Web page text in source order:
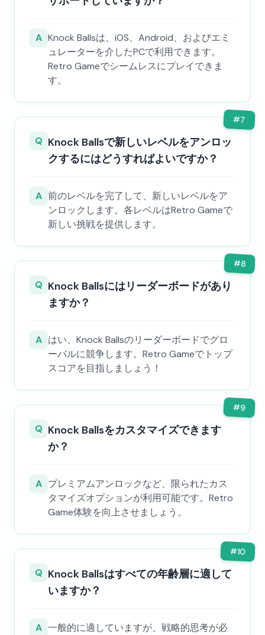
A Knock Ballsは、iOS、Android、およびエミ
ュレーターを介したPCで利用できます。
Retro Gameでシームレスにプレイできま
す。
#7
Q Knock Ballsで新しいレベルをアンロッ
クするにはどうすればよいですか？
A 前のレベルを完了して、新しいレベルをア
ンロックします。各レベルはRetro Gameで
新しい挑戦を提供します。
#8
Q Knock Ballsにはリーダーボードがあり
ますか？
A はい、Knock Ballsのリーダーボードでグロ
ーバルに競争します。Retro Gameでトップ
スコアを目指しましょう！
#9
Q Knock Ballsをカスタマイズできます
か？
A プレミアムアンロックなど、限られたカス
タマイズオプションが利用可能です。Retro
Game体験を向上させましょう。
#10
Q Knock Ballsはすべての年齢層に適して
いますか？
A 一般的に適していますが、戦略的思考が必